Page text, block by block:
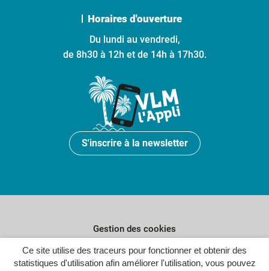
Ce site utilise des traceurs pour fonctionner et obtenir des
statistiques d'utilisation afin améliorer l'utilisation, vous pouvez
Horaires d'ouverture
Du lundi au vendredi,
de 8h30 à 12h et de 14h à 17h30.
S'inscrire à la newsletter
Gestion des cookies
Plan du site